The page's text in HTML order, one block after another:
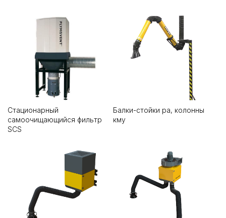
Стационарный
самоочищающийся фильтр
SCS
Балки-стойки ра, колонны
кму